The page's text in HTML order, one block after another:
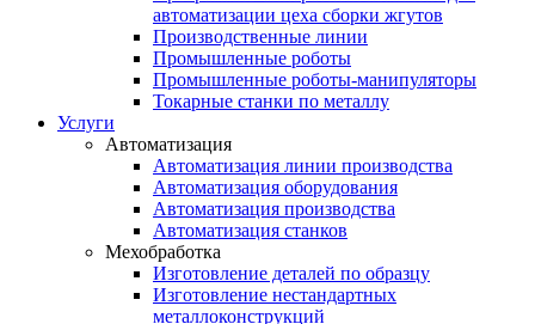
автоматизации цеха сборки жгутов
Производственные линии
Промышленные роботы
Промышленные роботы-манипуляторы
Токарные станки по металлу
Услуги
Автоматизация
Автоматизация линии производства
Автоматизация оборудования
Автоматизация производства
Автоматизация станков
Мехобработка
Изготовление деталей по образцу
Изготовление нестандартных
металлоконструкций